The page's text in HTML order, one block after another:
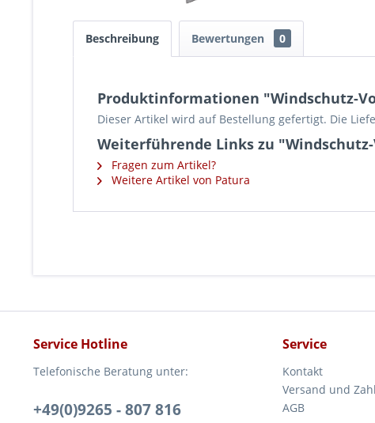
Beschreibung Bewertungen 0
Produktinformationen "Windschutz-
Dieser Artikel wird auf Bestellung gefertigt. Die
Weiterführende Links zu
Fragen zum Artikel?
Weitere Artikel von Patura
Service Hotline
Telefonische Beratung unter:
+49(0)9265 - 807 816
Service
Kontakt
Versand und
AGB